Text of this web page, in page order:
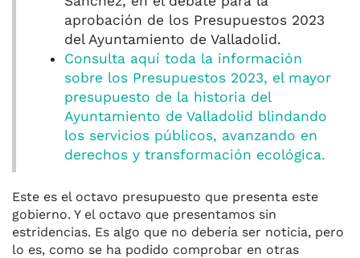
aprobación de los Presupuestos 2023
del Ayuntamiento de Valladolid.
Consulta aquí toda la información
sobre los Presupuestos 2023, el mayor
presupuesto de la historia del
Ayuntamiento de Valladolid blindando
los servicios públicos, avanzando en
derechos y transformación ecológica.
Este es el octavo presupuesto que presenta este
gobierno. Y el octavo que presentamos sin
estridencias. Es algo que no debería ser noticia, pero
lo es, como se ha podido comprobar en otras